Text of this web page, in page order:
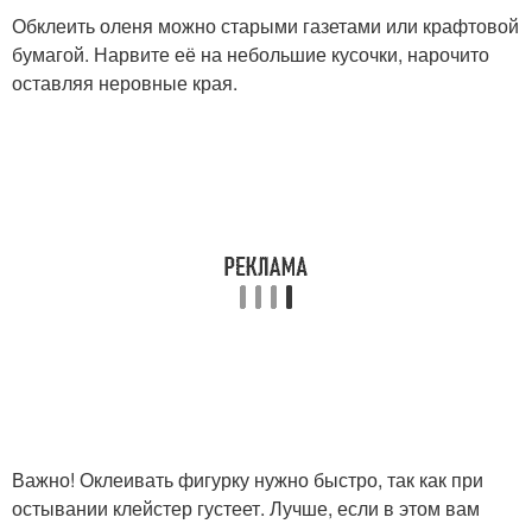
Обклеить оленя можно старыми газетами или крафтовой
бумагой. Нарвите её на небольшие кусочки, нарочито
оставляя неровные края.
Важно! Оклеивать фигурку нужно быстро, так как при
остывании клейстер густеет. Лучше, если в этом вам